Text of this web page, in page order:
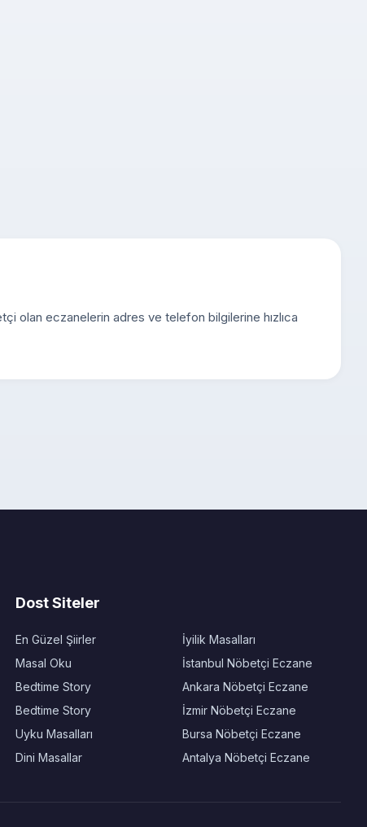
olan eczanelerin adres ve telefon bilgilerine hızlıca
Dost Siteler
En Güzel Şiirler
Masal Oku
Bedtime Story
Bedtime Story
Uyku Masalları
Dini Masallar
İyilik Masalları
İstanbul Nöbetçi Eczane
Ankara Nöbetçi Eczane
İzmir Nöbetçi Eczane
Bursa Nöbetçi Eczane
Antalya Nöbetçi Eczane